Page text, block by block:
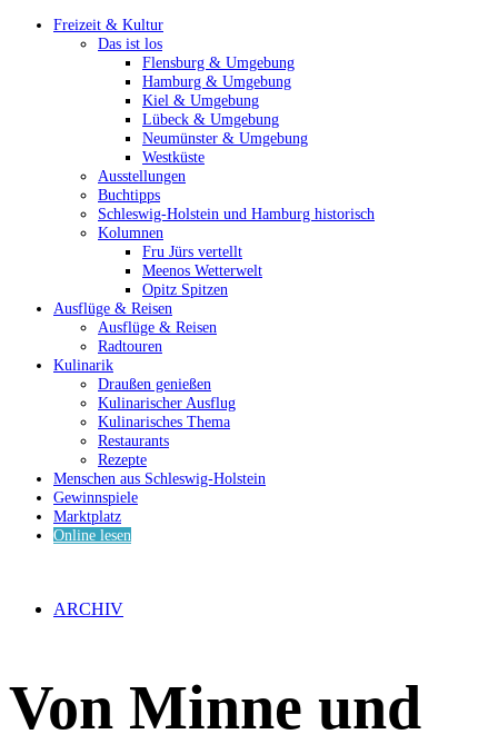
Freizeit & Kultur
Das ist los
Flensburg & Umgebung
Hamburg & Umgebung
Kiel & Umgebung
Lübeck & Umgebung
Neumünster & Umgebung
Westküste
Ausstellungen
Buchtipps
Schleswig-Holstein und Hamburg historisch
Kolumnen
Fru Jürs vertellt
Meenos Wetterwelt
Opitz Spitzen
Ausflüge & Reisen
Ausflüge & Reisen
Radtouren
Kulinarik
Draußen genießen
Kulinarischer Ausflug
Kulinarisches Thema
Restaurants
Rezepte
Menschen aus Schleswig-Holstein
Gewinnspiele
Marktplatz
Online lesen
ARCHIV
Von Minne und